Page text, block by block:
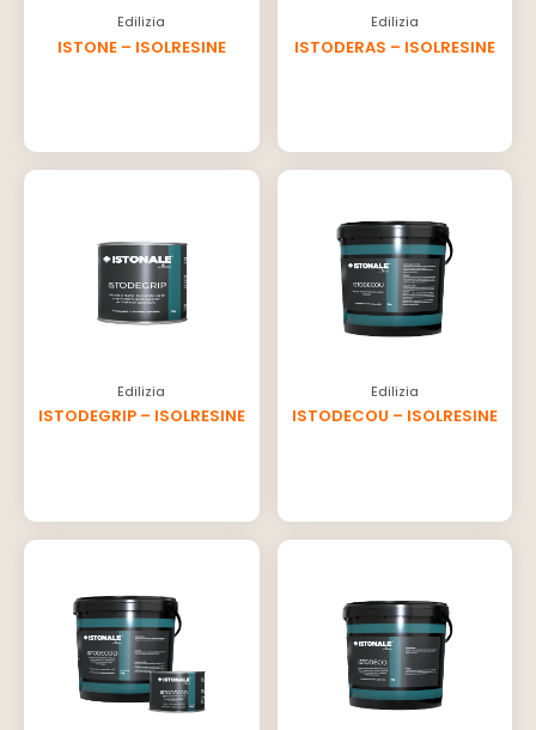
Edilizia
ISTONE – ISOLRESINE
Edilizia
ISTODERAS – ISOLRESINE
Edilizia
ISTODEGRIP – ISOLRESINE
Edilizia
ISTODECOU – ISOLRESINE